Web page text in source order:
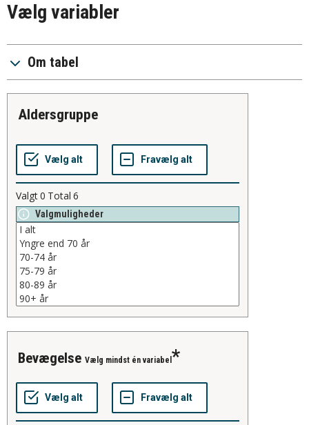
Vælg variabler
Om tabel
aldersgruppe
Valgt0 Total 6
Valgmuligheder
bevægelse Vælg mindst én variabel